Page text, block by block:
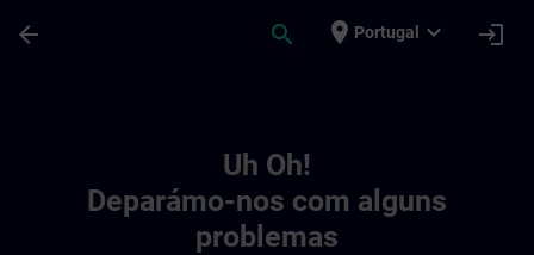
arrow_back search place Portugal expand_more login
Uh Oh!
Deparámo-nos com alguns
problemas